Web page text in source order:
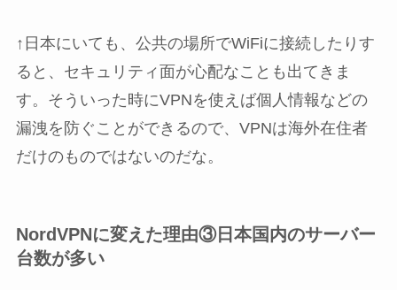
↑日本にいても、公共の場所でWiFiに接続したりす
ると、セキュリティ面が心配なことも出てきま
す。そういった時にVPNを使えば個人情報などの
漏洩を防ぐことができるので、VPNは海外在住者
だけのものではないのだな。
NordVPNに変えた理由③日本国内のサーバー
台数が多い